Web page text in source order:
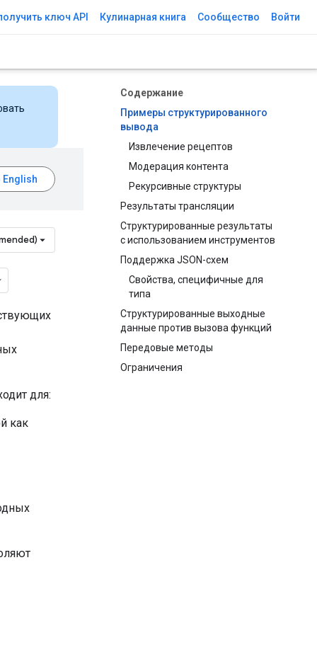
ключ API Кулинарная книга Сообщество Войти
Содержание
Примеры структурированного
вывода
Извлечение рецептов
Модерация контента
Рекурсивные структуры
Результаты трансляции
Структурированные результаты
с использованием инструментов
Поддержка JSON-схем
Свойства, специфичные для
типа
Структурированные выходные
данные против вызова функций
Передовые методы
Ограничения
для:
как